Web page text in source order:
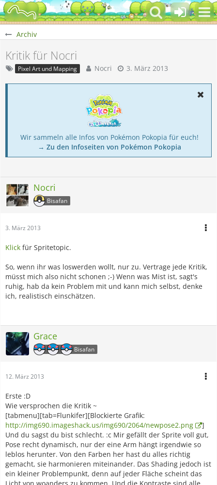
Archiv
Kritik für Nocri
Pixel Art und Mapping Nocri 3. März 2013
Wir sammeln alle Infos von Pokémon Pokopia für euch!
→ Zu den Infoseiten von Pokémon Pokopia
Nocri
Bisafan
3. März 2013
Klick für Spritetopic.
So, wenn ihr was loswerden wollt, nur zu. Vertrage jede Kritik,
müsst mich also nicht schonen ;-) Wenn was Mist ist, sagt's
ruhig, hab da kein Problem mit und kann mich selbst, denke
ich, realistisch einschätzen.
Grace
Bisafan
12. März 2013
Erste :D
Wie versprochen die Kritik ~
[tabmenu][tab=Flunkifer][Blockierte Grafik:
http://img690.imageshack.us/img690/2064/newpose2.png
]
Und du sagst du bist schlecht. :c Mir gefällt der Sprite voll gut,
Pose recht dynamisch, nur der eine Arm hängt irgendwie so
leblos herunter. Von den Farben her hast du alles richtig
gemacht, sie harmonieren miteinander. Das Shading jedoch ist
ein kleiner Problempunkt, denn auf jeder Fläche scheint das